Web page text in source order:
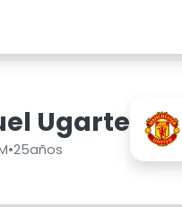
Ugarte
•25años